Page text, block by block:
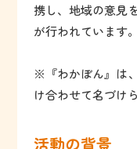
携し、地域の意見
が行われています。
※『わかぼん』は
け合わせて名づけ
活動の背景